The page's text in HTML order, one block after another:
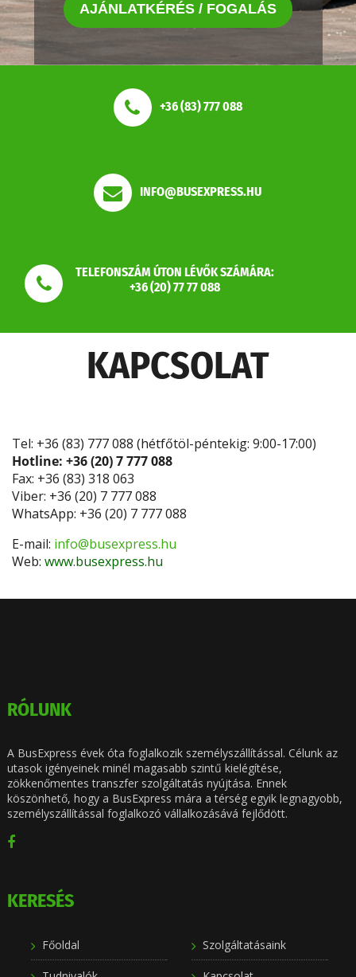
AJÁNLATKÉRÉS / FOGALÁS
+36 (83) 777 088
INFO@BUSEXPRESS.HU
TELEFONSZÁM ÚTON LÉVŐK SZÁMÁRA:
+36 (20) 77 77 088
KAPCSOLAT
Tel: +36 (83) 777 088 (hétfőtöl-péntekig: 9:00-17:00)
Hotline: +36 (20) 7 777 088
Fax: +36 (83) 318 063
Viber: +36 (20) 7 777 088
WhatsApp: +36 (20) 7 777 088
E-mail: info@busexpress.hu
Web: www.busexpress.hu
RÓLUNK
A BusExpress évek óta foglalkozik személyszállítással. Célunk az
utasok igényeinek minél magasabb szintű kielégítése,
zökkenőmentes transzfer szolgáltatás nyújtása. Ennek
köszönhető, hogy a BusExpress mára a térség egyik legnagyobb,
személyszállítással foglalkozó vállalkozásává fejlődött.
KERESÉS
Főoldal Szolgáltatásaink